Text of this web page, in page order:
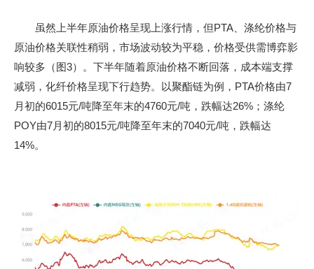
虽然上半年原油价格呈现上涨行情，但PTA、涤纶价格与
原油价格关联性稍弱，市场波动较为平稳，价格受供需博弈影
响较多（图3）。下半年随着原油价格不断回落，成本端支撑
减弱，化纤价格呈现下行趋势。以聚酯链为例，PTA价格由7
月初的6015元/吨降至年末的4760元/吨，跌幅达26%；涤纶
POY由7月初的8015元/吨降至年末的7040元/吨，跌幅达
14%。